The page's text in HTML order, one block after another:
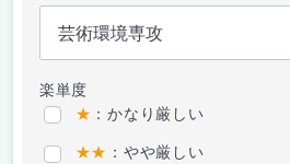
楽単度
★ ：かなり厳しい
★★ ：やや厳しい